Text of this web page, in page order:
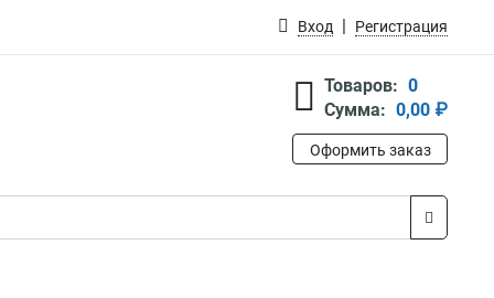
Вход Регистрация
Товаров: 0
Сумма: 0,00 ₽
Оформить заказ